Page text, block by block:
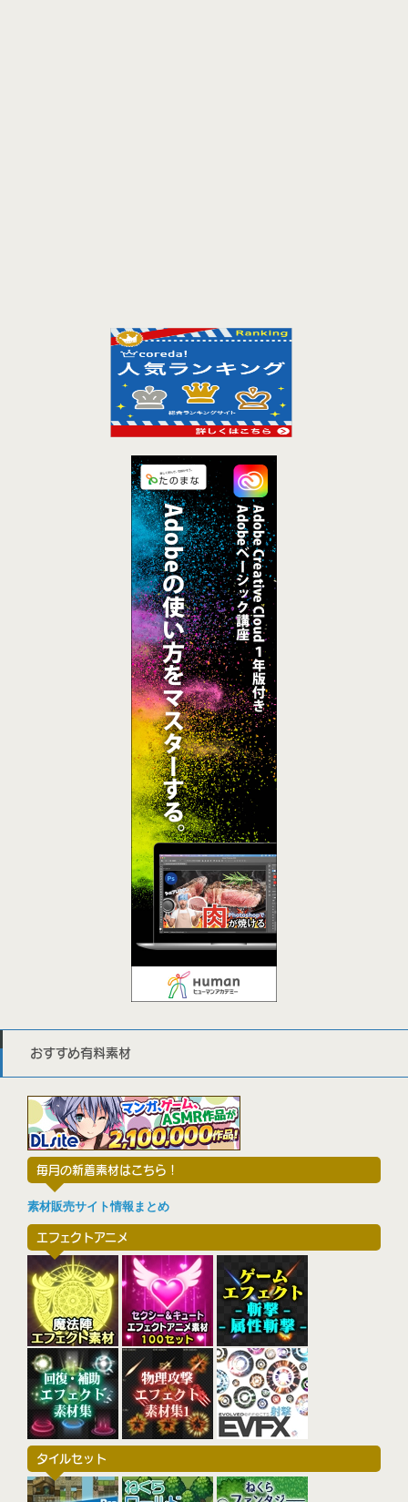
おすすめ有料素材
毎月の新着素材はこちら！
素材販売サイト情報まとめ
エフェクトアニメ
タイルセット